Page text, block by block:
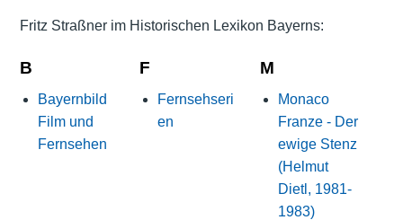
Fritz Straßner im Historischen Lexikon Bayerns:
B
Bayernbild
Film und
Fernsehen
F
Fernsehseri
en
M
Monaco
Franze - Der
ewige Stenz
(Helmut
Dietl, 1981-
1983)